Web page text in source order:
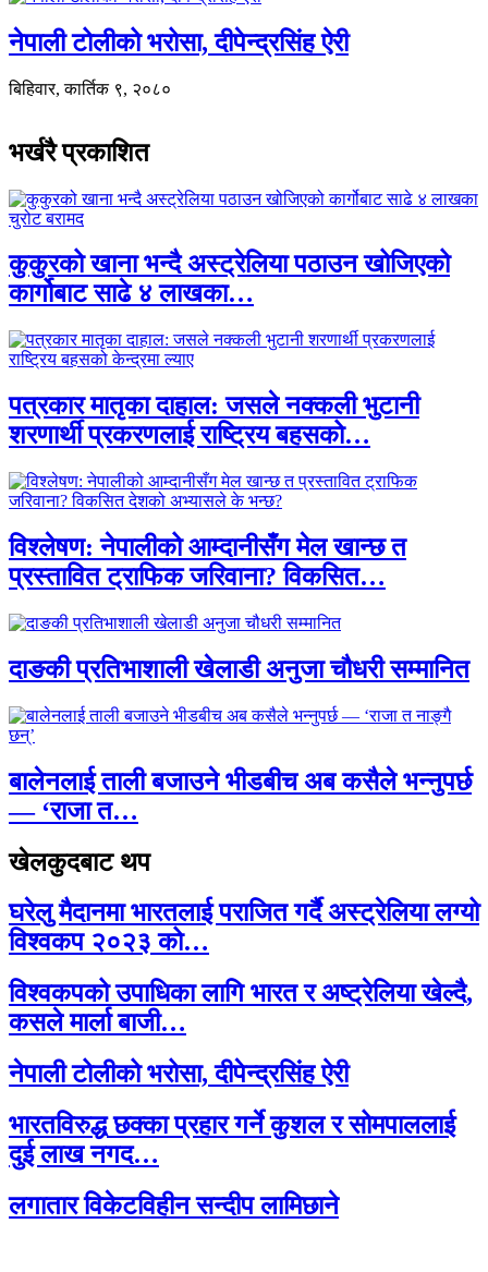
नेपाली टोलीको भरोसा, दीपेन्द्रसिंह ऐरी
बिहिवार, कार्तिक ९, २०८०
भर्खरै प्रकाशित
कुकुरको खाना भन्दै अस्ट्रेलिया पठाउन खोजिएको
कार्गोबाट साढे ४ लाखका…
पत्रकार मातृका दाहाल: जसले नक्कली भुटानी
शरणार्थी प्रकरणलाई राष्ट्रिय बहसको…
विश्लेषण: नेपालीको आम्दानीसँग मेल खान्छ त
प्रस्तावित ट्राफिक जरिवाना? विकसित…
दाङकी प्रतिभाशाली खेलाडी अनुजा चौधरी सम्मानित
बालेनलाई ताली बजाउने भीडबीच अब कसैले भन्नुपर्छ
— ‘राजा त…
खेलकुदबाट थप
घरेलु मैदानमा भारतलाई पराजित गर्दै अस्ट्रेलिया लग्यो
विश्वकप २०२३ को…
विश्वकपको उपाधिका लागि भारत र अष्ट्रेलिया खेल्दै,
कसले मार्ला बाजी…
नेपाली टोलीको भरोसा, दीपेन्द्रसिंह ऐरी
भारतविरुद्ध छक्का प्रहार गर्ने कुशल र सोमपाललाई
दुई लाख नगद…
लगातार विकेटविहीन सन्दीप लामिछाने